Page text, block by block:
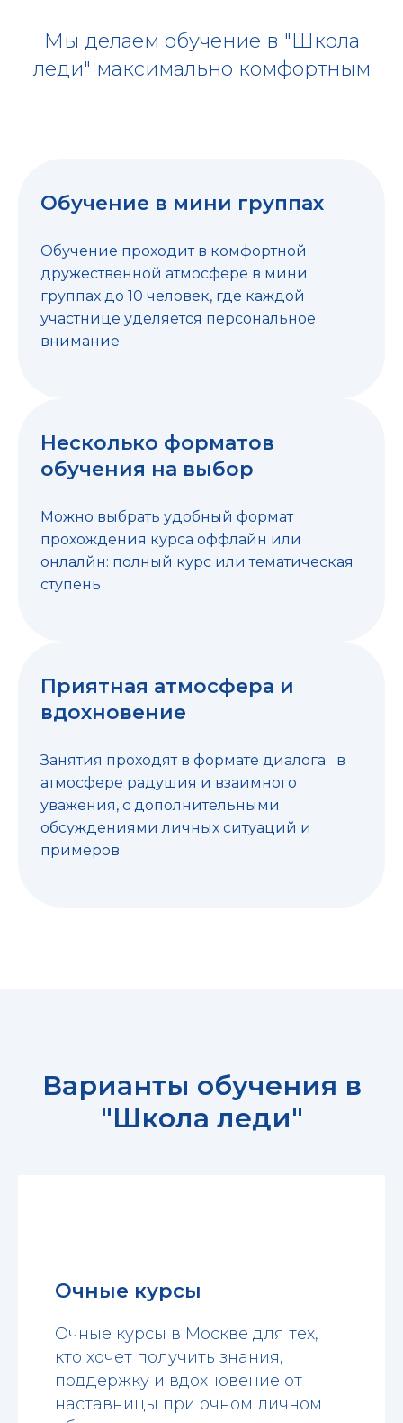
Мы делаем обучение в "Школа
леди" максимально комфортным
Обучение в мини группах
Обучение проходит в комфортной
дружественной атмосфере в мини
группах до 10 человек, где каждой
участнице уделяется персональное
внимание
Несколько форматов
обучения на выбор
Можно выбрать удобный формат
прохождения курса оффлайн или
онлалйн: полный курс или тематическая
ступень
Приятная атмосфера и
вдохновение
Занятия проходят в формате диалога в
атмосфере радушия и взаимного
уважения, с дополнительными
обсуждениями личных ситуаций и
примеров
Варианты обучения в
"Школа леди"
Очные курсы
Очные курсы в Москве для тех,
кто хочет получить знания,
поддержку и вдохновение от
наставницы при очном личном